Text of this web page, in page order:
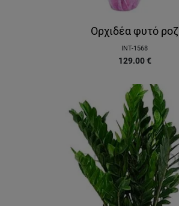
Ορχιδέα φυτό ροζ
INT-1568
129.00 €